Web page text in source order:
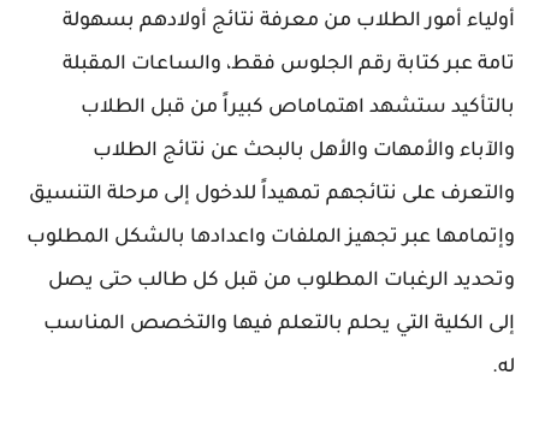
أولياء أمور الطلاب من معرفة نتائج أولادهم بسهولة
تامة عبر كتابة رقم الجلوس فقط، والساعات المقبلة
بالتأكيد ستشهد اهتماماص كبيراً من قبل الطلاب
والآباء والأمهات والأهل بالبحث عن نتائج الطلاب
والتعرف على نتائجهم تمهيداً للدخول إلى مرحلة التنسيق
وإتمامها عبر تجهيز الملفات واعدادها بالشكل المطلوب
وتحديد الرغبات المطلوب من قبل كل طالب حتى يصل
إلى الكلية التي يحلم بالتعلم فيها والتخصص المناسب
له.